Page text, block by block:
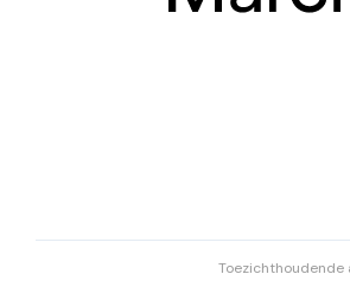
Toezichthoudende